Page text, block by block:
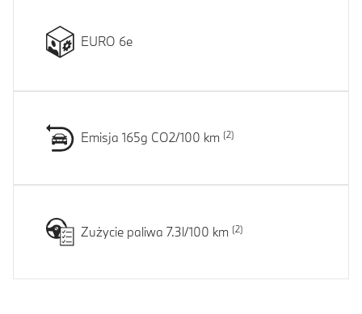
EURO 6e
Emisja 165g CO2/100 km
Zużycie paliwa 7.3l/100 km